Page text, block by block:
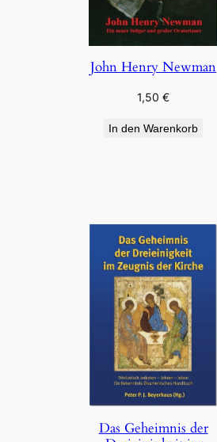
John Henry Newman
1,50€
In den Warenkorb
Das Geheimnis der